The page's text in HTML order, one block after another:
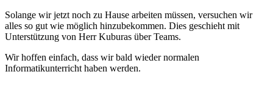
Solange wir jetzt noch zu Hause arbeiten müssen, versuchen wir
alles so gut wie möglich hinzubekommen. Dies geschieht mit
Unterstützung von Herr Kuburas über Teams.
Wir hoffen einfach, dass wir bald wieder normalen
Informatikunterricht haben werden.